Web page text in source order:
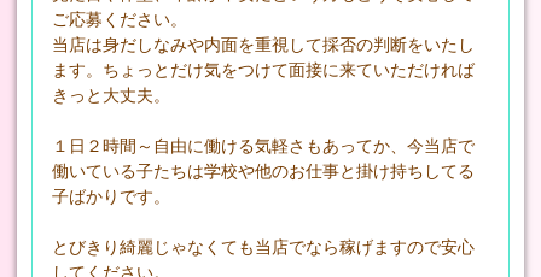
ご応募ください。
当店は身だしなみや内面を重視して採否の判断をいたし
ます。ちょっとだけ気をつけて面接に来ていただければ
きっと大丈夫。
１日２時間～自由に働ける気軽さもあってか、今当店で
働いている子たちは学校や他のお仕事と掛け持ちしてる
子ばかりです。
とびきり綺麗じゃなくても当店でなら稼げますので安心
してください。